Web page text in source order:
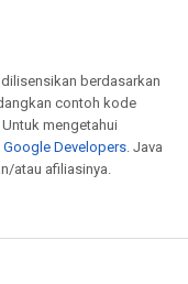
berdasarkan
contoh kode
Untuk mengetahui
Developers. Java
atau afiliasinya.